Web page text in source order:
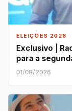
ELEIÇÕES 2026
Exclusivo |
para a
01/08/2026